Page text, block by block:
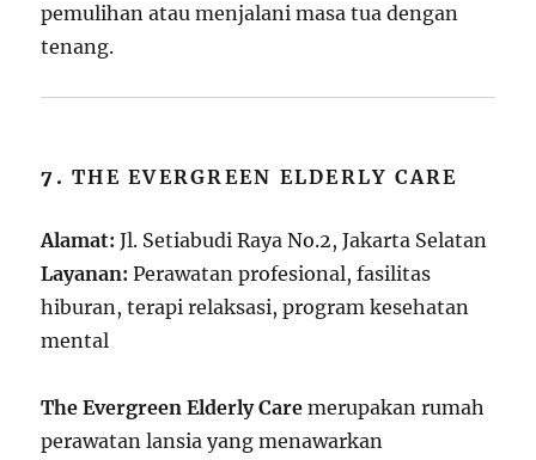
pemulihan atau menjalani masa tua dengan
tenang.
7.THE EVERGREEN ELDERLY CARE
Alamat: Jl. Setiabudi Raya No.2, Jakarta Selatan
Layanan: Perawatan profesional, fasilitas
hiburan, terapi relaksasi, program kesehatan
mental
The Evergreen Elderly Care merupakan rumah
perawatan lansia yang menawarkan